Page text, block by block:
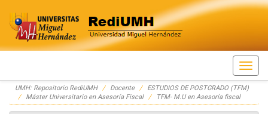
Skip
navigation
UMH: Repositorio RediUMH Docente
ESTUDIOS DE POSTGRADO (TFM)
Máster Universitario en Asesoría Fiscal
TFM- M.U en Asesoría fiscal